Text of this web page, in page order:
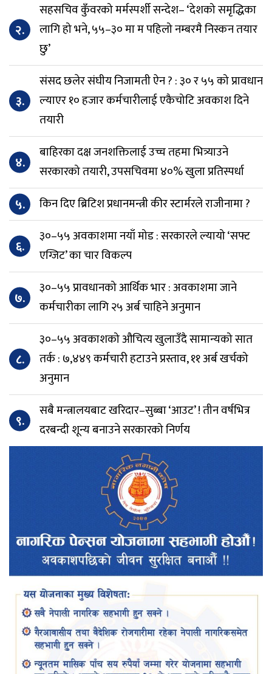
२.
सहसचिव कुँवरको मर्मस्पर्शी सन्देश– ‘देशको समृद्धिका
लागि हो भने, ५५–३० मा म पहिलो नम्बरमै निस्कन तयार
छु’
३.
संसद छलेर संघीय निजामती ऐन ? : ३० र ५५ को प्रावधान
ल्याएर १० हजार कर्मचारीलाई एकैचोटि अवकाश दिने
तयारी
४.
बाहिरका दक्ष जनशक्तिलाई उच्च तहमा भित्र्याउने
सरकारको तयारी, उपसचिवमा ४०% खुला प्रतिस्पर्धा
५. किन दिए ब्रिटिश प्रधानमन्त्री कीर स्टार्मरले राजीनामा ?
६.
३०–५५ अवकाशमा नयाँ मोड : सरकारले ल्यायो ‘सफ्ट
एग्जिट’ का चार विकल्प
७.
३०–५५ प्रावधानको आर्थिक भार : अवकाशमा जाने
कर्मचारीका लागि २५ अर्ब चाहिने अनुमान
८.
३०–५५ अवकाशको औचित्य खुलाउँदै सामान्यको सात
तर्क : ७,४४९ कर्मचारी हटाउने प्रस्ताव, ११ अर्ब खर्चको
अनुमान
९.
सबै मन्त्रालयबाट खरिदार–सुब्बा ‘आउट’ ! तीन वर्षभित्र
दरबन्दी शून्य बनाउने सरकारको निर्णय